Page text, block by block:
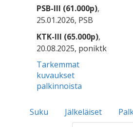
PSB-III (61.000p),
25.01.2026, PSB
KTK-III (65.000p),
20.08.2025, poniktk
Tarkemmat
kuvaukset
palkinnoista
Suku Jälkeläiset